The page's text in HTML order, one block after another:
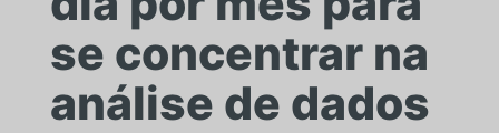
se concentrar na
análise de dados